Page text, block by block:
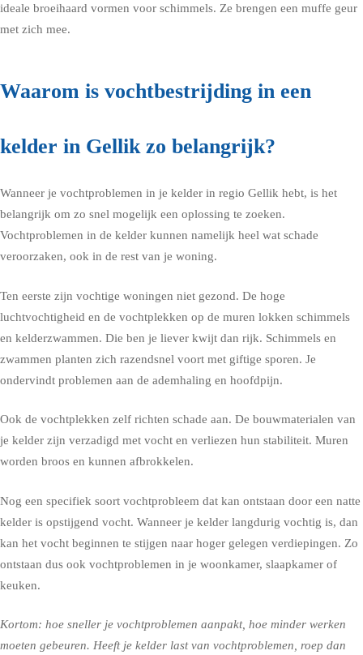
ideale broeihaard vormen voor schimmels. Ze brengen een muffe geur
met zich mee.
Waarom is vochtbestrijding in een
kelder in Gellik zo belangrijk?
Wanneer je vochtproblemen in je kelder in regio Gellik hebt, is het
belangrijk om zo snel mogelijk een oplossing te zoeken.
Vochtproblemen in de kelder kunnen namelijk heel wat schade
veroorzaken, ook in de rest van je woning.
Ten eerste zijn vochtige woningen niet gezond. De hoge
luchtvochtigheid en de vochtplekken op de muren lokken schimmels
en kelderzwammen. Die ben je liever kwijt dan rijk. Schimmels en
zwammen planten zich razendsnel voort met giftige sporen. Je
ondervindt problemen aan de ademhaling en hoofdpijn.
Ook de vochtplekken zelf richten schade aan. De bouwmaterialen van
je kelder zijn verzadigd met vocht en verliezen hun stabiliteit. Muren
worden broos en kunnen afbrokkelen.
Nog een specifiek soort vochtprobleem dat kan ontstaan door een natte
kelder is opstijgend vocht. Wanneer je kelder langdurig vochtig is, dan
kan het vocht beginnen te stijgen naar hoger gelegen verdiepingen. Zo
ontstaan dus ook vochtproblemen in je woonkamer, slaapkamer of
keuken.
Kortom: hoe sneller je vochtproblemen aanpakt, hoe minder werken
moeten gebeuren. Heeft je kelder last van vochtproblemen, roep dan